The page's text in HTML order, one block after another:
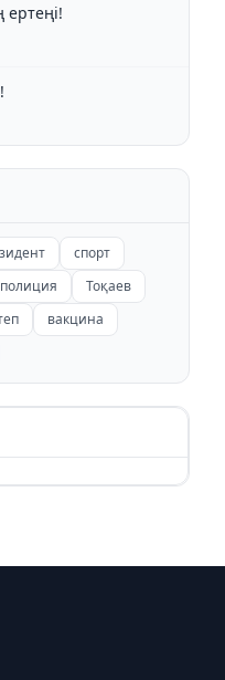
ертеңі!
спорт
полиция
Тоқаев
вакцина